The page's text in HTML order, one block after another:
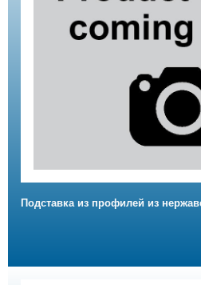
Подставка из профилей из